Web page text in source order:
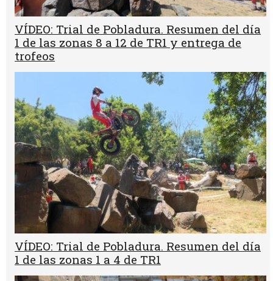
VÍDEO: Trial de Pobladura. Resumen del día
1 de las zonas 8 a 12 de TR1 y entrega de
trofeos
VÍDEO: Trial de Pobladura. Resumen del día
1 de las zonas 1 a 4 de TR1